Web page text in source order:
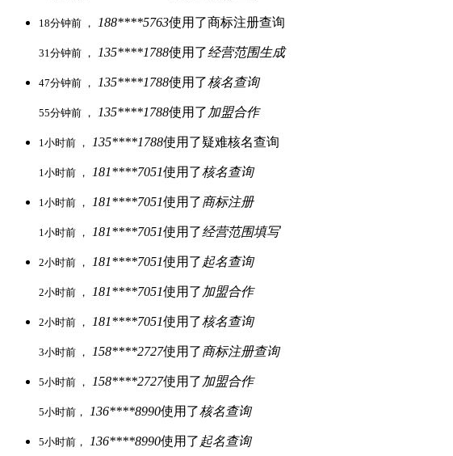
18分钟前 ， 188****5763使用了商标注册查询
31分钟前 ， 135****1788使用了经营范围生成
47分钟前 ， 135****1788使用了核名查询
55分钟前 ， 135****1788使用了 加盟合作
1小时前 ， 135****1788使用了疑难核名查询
1小时前 ， 181****7051使用了核名查询
1小时前 ， 181****7051使用了 商标注册
1小时前 ， 181****7051使用了经营范围填写
2小时前 ， 181****7051使用了 起名查询
2小时前 ， 181****7051使用了 加盟合作
2小时前 ， 181****7051使用了核名查询
3小时前 ， 158****2727使用了 商标注册查询
5小时前 ， 158****2727使用了 加盟合作
5小时前， 136****8990使用了核名查询
5小时前， 136****8990使用了 起名查询